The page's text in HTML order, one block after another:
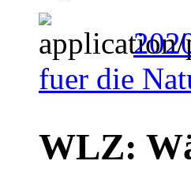
fuer die
WLZ: